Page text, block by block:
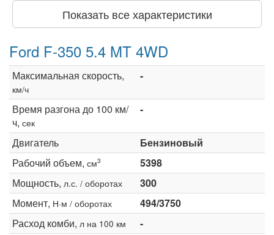
Показать все характеристики
Ford F-350 5.4 MT 4WD
Максимальная скорость,
км/ч
-
Время разгона до 100 км/
ч, сек
-
Двигатель
Бензиновый
Рабочий объем, см3
5398
Мощность, л.с. / оборотах
300
Момент, Н·м / оборотах
494/3750
Расход комби, л на 100 км
-